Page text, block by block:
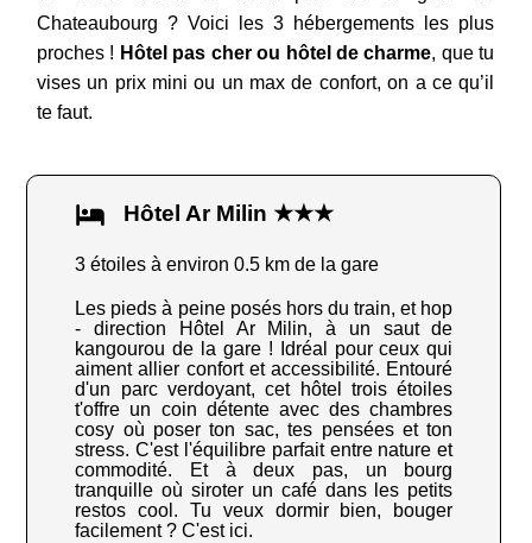
Chateaubourg ? Voici les 3 hébergements les plus
proches ! Hôtel pas cher ou hôtel de charme, que tu
vises un prix mini ou un max de confort, on a ce qu’il
te faut.
Hôtel Ar Milin ★★★
3 étoiles à environ 0.5 km de la gare
Les pieds à peine posés hors du train, et hop
- direction Hôtel Ar Milin, à un saut de
kangourou de la gare ! Idréal pour ceux qui
aiment allier confort et accessibilité. Entouré
d'un parc verdoyant, cet hôtel trois étoiles
t'offre un coin détente avec des chambres
cosy où poser ton sac, tes pensées et ton
stress. C'est l'équilibre parfait entre nature et
commodité. Et à deux pas, un bourg
tranquille où siroter un café dans les petits
restos cool. Tu veux dormir bien, bouger
facilement ? C'est ici.